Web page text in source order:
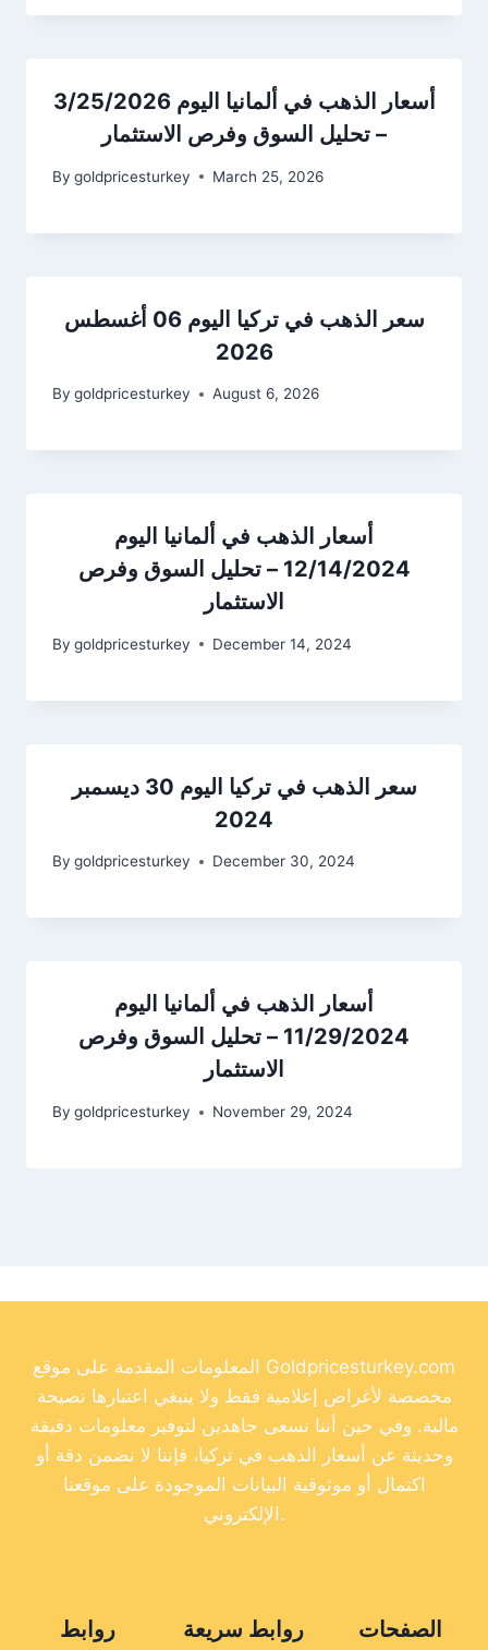
أسعار الذهب في ألمانيا اليوم 3/25/2026
– تحليل السوق وفرص الاستثمار
By goldpricesturkey March 25, 2026
سعر الذهب في تركيا اليوم 06 أغسطس
2026
By goldpricesturkey August 6, 2026
أسعار الذهب في ألمانيا اليوم
12/14/2024 – تحليل السوق وفرص
الاستثمار
By goldpricesturkey December 14, 2024
سعر الذهب في تركيا اليوم 30 ديسمبر
2024
By goldpricesturkey December 30, 2024
أسعار الذهب في ألمانيا اليوم
11/29/2024 – تحليل السوق وفرص
الاستثمار
By goldpricesturkey November 29, 2024
المعلومات المقدمة على موقع Goldpricesturkey.com
مخصصة لأغراض إعلامية فقط ولا ينبغي اعتبارها نصيحة
مالية. وفي حين أننا نسعى جاهدين لتوفير معلومات دقيقة
وحديثة عن أسعار الذهب في تركيا، فإننا لا نضمن دقة أو
اكتمال أو موثوقية البيانات الموجودة على موقعنا
الإلكتروني.
روابط
روابط سريعة
الصفحات